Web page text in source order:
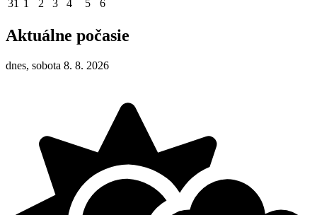
31 1 2 3 4 5 6
Aktuálne počasie
dnes, sobota 8. 8. 2026